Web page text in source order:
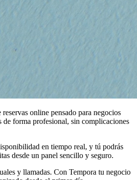
reservas online pensado para negocios
de forma profesional, sin complicaciones
en tiempo real, y tú podrás
desde un panel sencillo y seguro.
y llamadas. Con Tempora tu negocio